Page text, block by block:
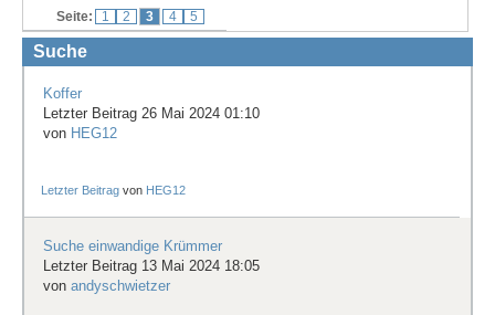
Forum
Treffen & Touren
Cafe-Ecke
Suche
Seite: 1 2 3 4 5
Suche
Koffer
Letzter Beitrag 26 Mai 2024 01:10
von HEG12
Letzter Beitrag von HEG12
Suche einwandige Krümmer
Letzter Beitrag 13 Mai 2024 18:05
von andyschwietzer